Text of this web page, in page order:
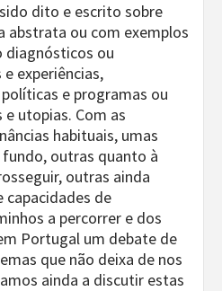
dito e escrito sobre
abstrata ou com exemplos
diagnósticos ou
experiências,
e programas ou
utopias. Com as
habituais, umas
outras quanto à
outras ainda
capacidades de
a percorrer e dos
Portugal um debate de
que não deixa de nos
ainda a discutir estas